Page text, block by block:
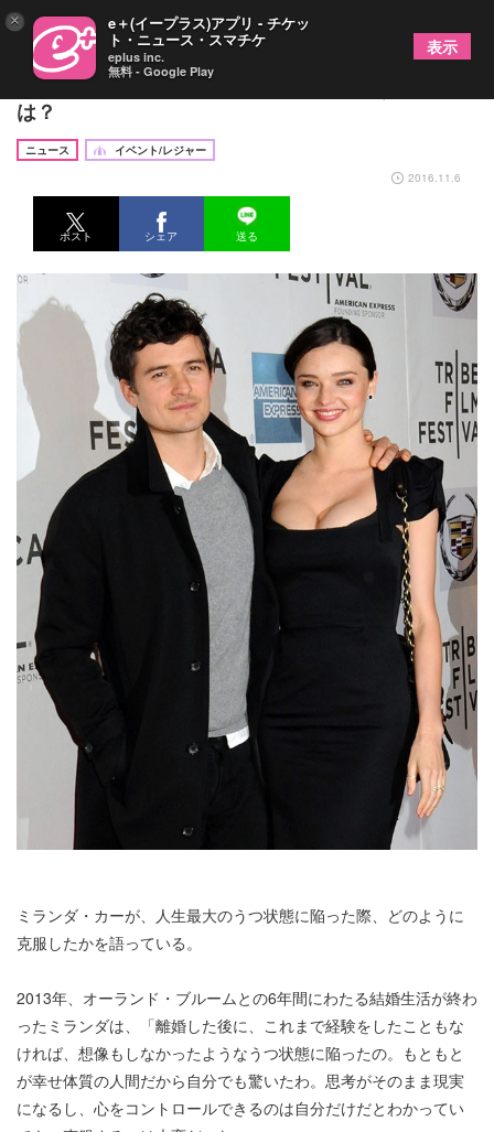
ミランダ・カー、離婚による人生最大のうつ克服法
は？
ニュース
イベント/レジャー
2016.11.6
ポスト シェア 送る
ミランダ・カーが、人生最大のうつ状態に陥った際、どのように
克服したかを語っている。
2013年、オーランド・ブルームとの6年間にわたる結婚生活が終わ
ったミランダは、「離婚した後に、これまで経験をしたこともな
ければ、想像もしなかったようなうつ状態に陥ったの。もともと
が幸せ体質の人間だから自分でも驚いたわ。思考がそのまま現実
になるし、心をコントロールできるのは自分だけだとわかってい
× e＋(イープラス)アプリ - チケッ
ト・ニュース・スマチケ
eplus inc.
無料 - Google Play
表示